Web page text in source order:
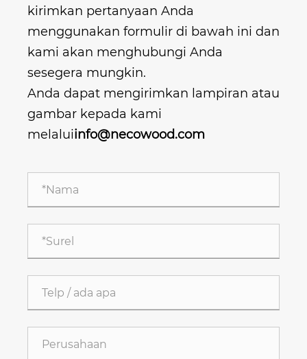
kirimkan pertanyaan Anda
menggunakan formulir di bawah ini dan
kami akan menghubungi Anda
sesegera mungkin.
Anda dapat mengirimkan lampiran atau
gambar kepada kami
melaluiinfo@necowood.com